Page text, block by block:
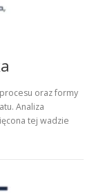
oraz formy
Analiza
tej wadzie